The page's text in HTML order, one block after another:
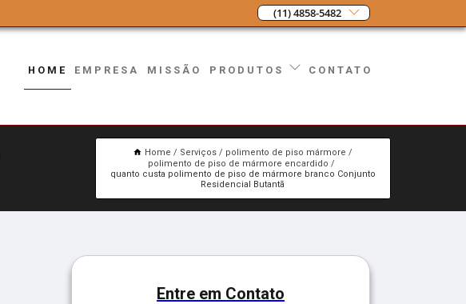
(11) 4858-5482
HOME EMPRESA MISSÃO PRODUTOS CONTATO
Home Serviços
polimento de piso mármore
polimento de piso de mármore encardido
quanto custa polimento de piso de mármore branco Conjunto
Residencial Butantã
Entre em Contato